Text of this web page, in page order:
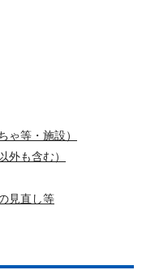
ゃ等・施設）
外も含む）
見直し等